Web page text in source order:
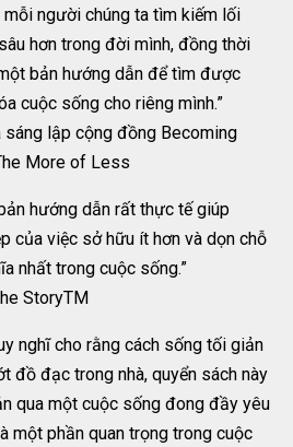
người chúng ta tìm kiếm lối
hơn trong đời mình, đồng thời
bản hướng dẫn để tìm được
cuộc sống cho riêng mình.”
sáng lập cộng đồng Becoming
More of Less
hướng dẫn rất thực tế giúp
của việc sở hữu ít hơn và dọn chỗ
nhất trong cuộc sống.”
StoryTM
nghĩ cho rằng cách sống tối giản
đồ đạc trong nhà, quyển sách này
qua một cuộc sống đong đầy yêu
một phần quan trọng trong cuộc